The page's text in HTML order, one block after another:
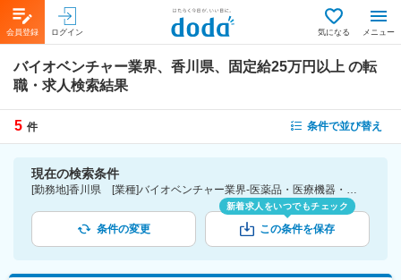
会員登録 ログイン 気になる メニュー
バイオベンチャー業界、香川県、固定給25万円以上 の転
職・求人検索結果
5 件 条件で並び替え
現在の検索条件
[勤務地]香川県 [業種]バイオベンチャー業界-医薬品・医療機器・ライフサイエンス・医療系サービス [詳細条件](待遇・福利厚生)固定給25万円以上
条件の変更
新着求人をいつでもチェック
この条件を保存